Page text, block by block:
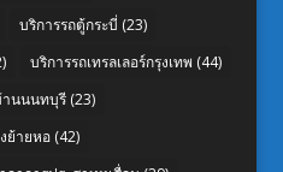
บริการรถตู้กระบี่ (23)
บริการรถเทรลเลอร์กรุงเทพ (44)
นนนทบุรี(23)
ย้ายหอ(42)